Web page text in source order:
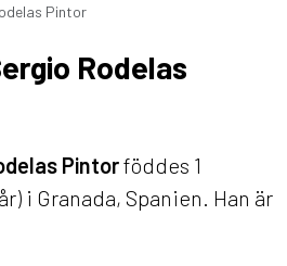
Pintor
Rodelas
Pintorföddes 1
i Granada, Spanien. Han är